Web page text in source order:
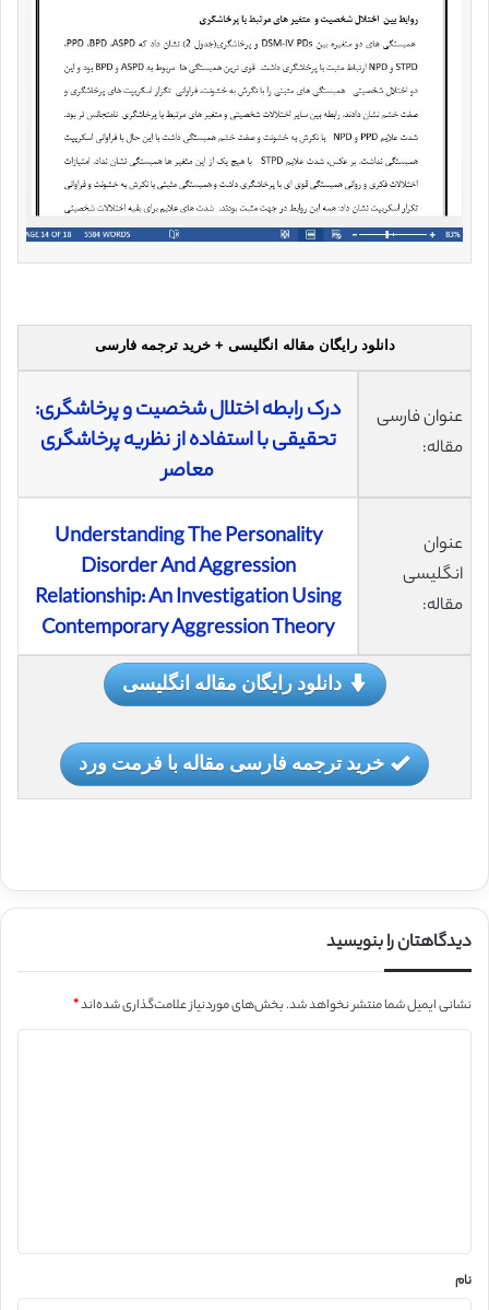
دانلود رایگان مقاله انگلیسی + خرید ترجمه فارسی
عنوان فارسی
مقاله:
درک رابطه اختلال شخصیت و پرخاشگری:
تحقیقی با استفاده از نظریه پرخاشگری
معاصر
عنوان
انگلیسی
مقاله:
Understanding The Personality
Disorder And Aggression
Relationship: An Investigation Using
Contemporary Aggression Theory
دانلود رایگان مقاله انگلیسی
خرید ترجمه فارسی مقاله با فرمت ورد
دیدگاهتان را بنویسید
نشانی ایمیل شما منتشر نخواهد شد.بخش‌های موردنیاز علامت‌گذاری شده‌اند*
نام